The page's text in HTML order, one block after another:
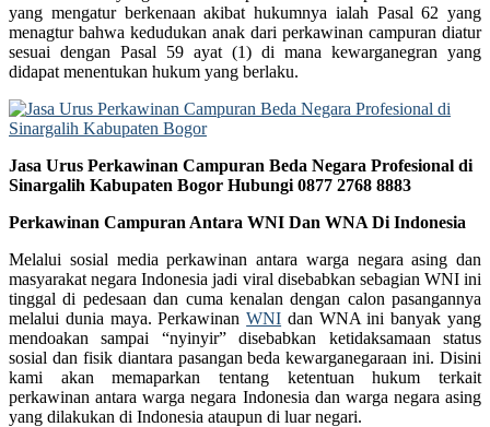
yang mengatur berkenaan akibat hukumnya ialah Pasal 62 yang
menagtur bahwa kedudukan anak dari perkawinan campuran diatur
sesuai dengan Pasal 59 ayat (1) di mana kewarganegran yang
didapat menentukan hukum yang berlaku.
Jasa Urus Perkawinan Campuran Beda Negara Profesional di
Sinargalih Kabupaten Bogor Hubungi 0877 2768 8883
Perkawinan Campuran Antara WNI Dan WNA Di Indonesia
Melalui sosial media perkawinan antara warga negara asing dan
masyarakat negara Indonesia jadi viral disebabkan sebagian WNI ini
tinggal di pedesaan dan cuma kenalan dengan calon pasangannya
melalui dunia maya. PerkawinanWNI dan WNA ini banyak yang
mendoakan sampai “nyinyir” disebabkan ketidaksamaan status
sosial dan fisik diantara pasangan beda kewarganegaraan ini. Disini
kami akan memaparkan tentang ketentuan hukum terkait
perkawinan antara warga negara Indonesia dan warga negara asing
yang dilakukan di Indonesia ataupun di luar negari.